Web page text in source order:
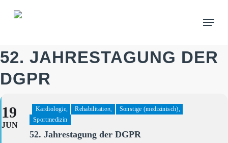
content
Menu
52. JAHRESTAGUNG DER
DGPR
19
JUN
Kardiologie, Rehabilitation,
Sonstige (medizinisch),
Sportmedizin
52. Jahrestagung der DGPR